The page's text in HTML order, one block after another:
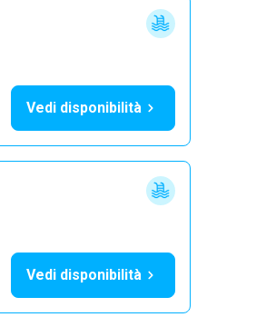
Vedi disponibilità
Vedi disponibilità